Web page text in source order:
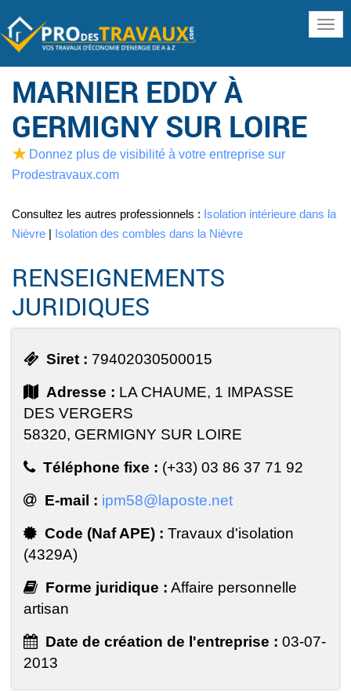
MARNIER EDDY À
GERMIGNY SUR LOIRE
Donnez plus de visibilité à votre entreprise sur
Prodestravaux.com
Consultez les autres professionnels : Isolation intérieure dans la
Nièvre | Isolation des combles dans la Nièvre
RENSEIGNEMENTS
JURIDIQUES
Siret : 79402030500015
Adresse : LA CHAUME, 1 IMPASSE
DES VERGERS
58320, GERMIGNY SUR LOIRE
Téléphone fixe : (+33) 03 86 37 71 92
E-mail : ipm58@laposte.net
Code (Naf APE) : Travaux d'isolation
(4329A)
Forme juridique : Affaire personnelle
artisan
Date de création de l'entreprise : 03-07-
2013